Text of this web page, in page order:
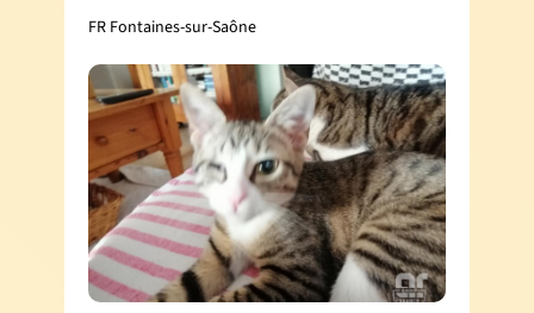
FR Fontaines-sur-Saône